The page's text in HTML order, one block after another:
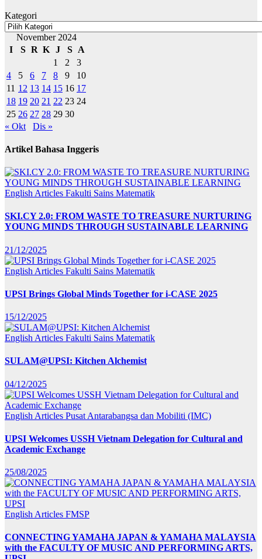
Kategori
November 2024
I
S R K J S
A
1
2
3
4
5 6 7 8 9
10
11 12 13 14 15 16 17
18 19 20 21 22 23 24
25 26 27 28 29 30
« Okt
Dis »
Artikel Bahasa Inggeris
English Articles Fakulti Sains Matematik
SKI.CY 2.0: FROM WASTE TO TREASURE NURTURING
YOUNG MINDS THROUGH SUSTAINABLE LEARNING
21/12/2025
English Articles Fakulti Sains Matematik
UPSI Brings Global Minds Together for i-CASE 2025
15/12/2025
English Articles Fakulti Sains Matematik
SULAM@UPSI: Kitchen Alchemist
04/12/2025
English Articles Pusat Antarabangsa dan Mobiliti (IMC)
UPSI Welcomes USSH Vietnam Delegation for Cultural and
Academic Exchange
25/08/2025
English Articles FMSP
CONNECTING YAMAHA JAPAN & YAMAHA MALAYSIA
with the FACULTY OF MUSIC AND PERFORMING ARTS,